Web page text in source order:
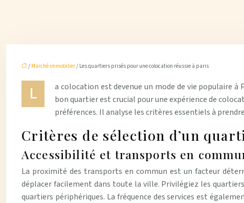
/ Marché immobilier/ Les quartiers prisés pour une colocation réussie à paris
L
a colocation est devenue un mode de vie populaire
bon quartier est crucial pour une expérience de
préférences. Il analyse les critères essentiels à
Critères de sélection d’un
Accessibilité et transports en
La proximité des transports en commun est un facteur
déplacer facilement dans toute la ville. Privilégiez les
quartiers périphériques. La fréquence des services est